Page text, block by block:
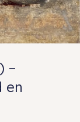
–
en